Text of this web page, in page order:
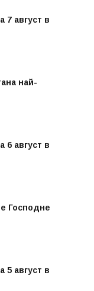
7 август в
най-
6 август в
Господне
5 август в